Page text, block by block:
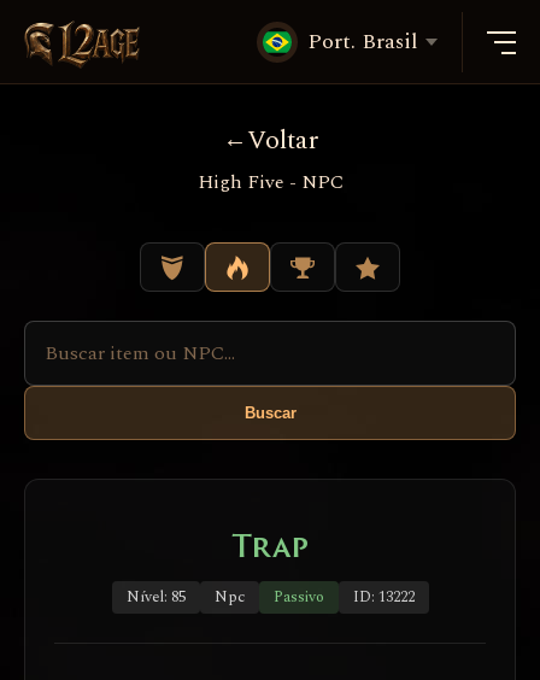
Port. Brasil
Voltar
High Five - NPC
Buscar
Trap
Nível: 85 Npc Passivo ID: 13222